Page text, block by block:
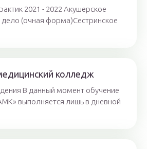
2021 - 2022 Акушерское
дело (очная форма)Сестринское
колледж
В данный момент обучение
выполняется лишь в дневной